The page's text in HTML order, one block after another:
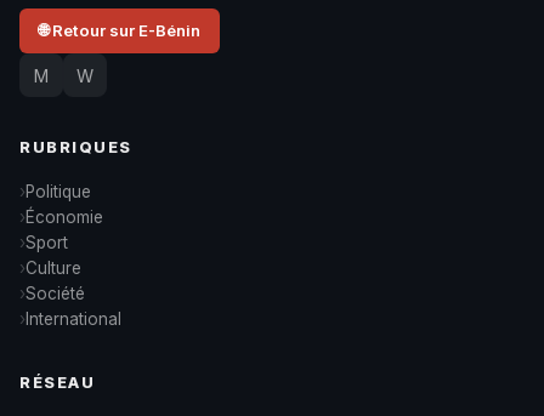
🌐 Retour sur E-Bénin
M W
RUBRIQUES
Politique
Économie
Sport
Culture
Société
International
RÉSEAU